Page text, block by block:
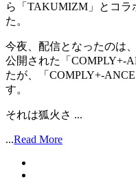
ら「TAKUMIZM」とコラ
た。
今夜、配信となったのは
公開された「COMPLY+-
たが、「COMPLY+-
す。
それは狐火さ ...
...Read More